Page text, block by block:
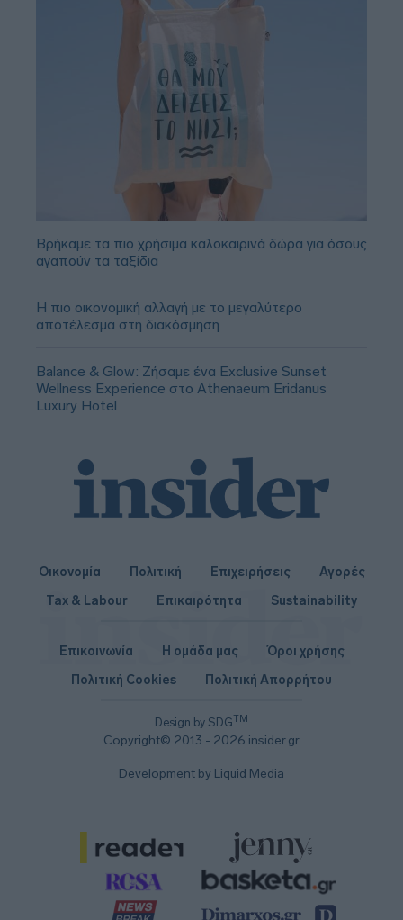
Βρήκαμε τα πιο χρήσιμα καλοκαιρινά δώρα για όσους
αγαπούν τα ταξίδια
Η πιο οικονομική αλλαγή με το μεγαλύτερο
αποτέλεσμα στη διακόσμηση
Balance & Glow: Ζήσαμε ένα Exclusive Sunset
Wellness Experience στο Athenaeum Eridanus
Luxury Hotel
Οικονομία Πολιτική Επιχειρήσεις
Αγορές
Tax & Labour
Επικαιρότητα Sustainability
Design by SDGTM
Copyright© 2013 - 2026 insider.gr
Επικοινωνία Η ομάδα μας
Όροι χρήσης
Πολιτική Cookies
Πολιτική Απορρήτου
Development by Liquid Media